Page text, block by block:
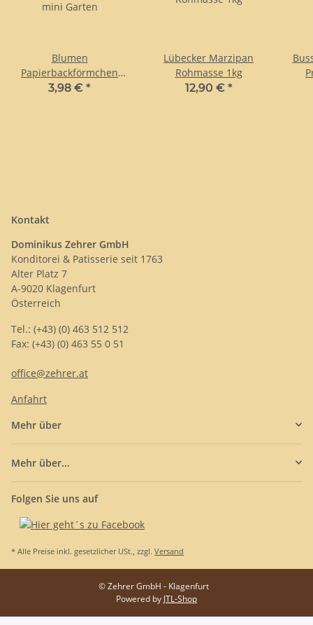
Blumen
Papierbackförmchen
mini Garten
3,98 € *
Lübecker Marzipan
Rohmasse 1kg
12,90 € *
Kontakt
Dominikus Zehrer GmbH
Konditorei & Patisserie seit 1763
Alter Platz 7
A-9020 Klagenfurt
Österreich
Tel.: (+43) (0) 463 512 512
Fax: (+43) (0) 463 55 0 51
office@zehrer.at
Anfahrt
Mehr über
Mehr über...
Folgen Sie uns auf
* Alle Preise inkl. gesetzlicher USt., zzgl. Versand
© Zehrer GmbH - Klagenfurt
Powered by JTL-Shop